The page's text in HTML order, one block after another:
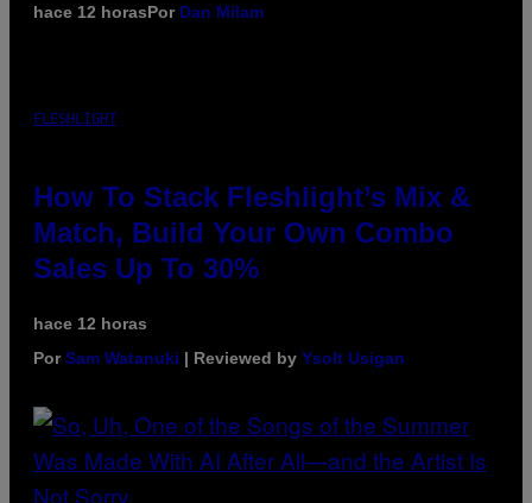
hace 12 horasPor Dan Milam
FLESHLIGHT
How To Stack Fleshlight’s Mix &
Match, Build Your Own Combo
Sales Up To 30%
hace 12 horas
PorSam Watanuki | Reviewed by Ysolt Usigan